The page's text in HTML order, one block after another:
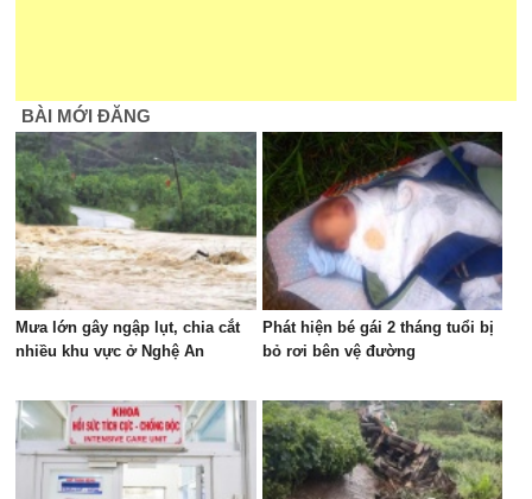
BÀI MỚI ĐĂNG
Mưa lớn gây ngập lụt, chia cắt
nhiều khu vực ở Nghệ An
Phát hiện bé gái 2 tháng tuổi bị
bỏ rơi bên vệ đường